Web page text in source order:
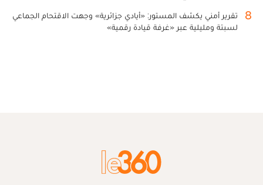
8
تقرير أمني يكشف المستور: «أيادي جزائرية» وجهت الاقتحام الجماعي
لسبتة ومليلية عبر «غرفة قيادة رقمية»